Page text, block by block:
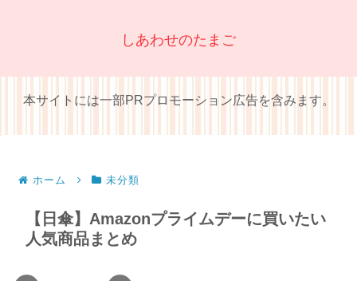
しあわせのたまご
本サイトには一部PRプロモーション広告を含みます。
ホーム 未分類
【日傘】Amazonプライムデーに買いたい
人気商品まとめ